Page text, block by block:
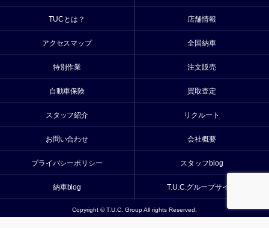
TUCとは？ 店舗情報
アクセスマップ 全国納車
特別作業 注文販売
自動車保険 買取査定
スタッフ紹介 リクルート
お問い合わせ 会社概要
プライバシーポリシー スタッフblog
納車blog T.U.C.グループサイト
Copyright © T.U.C. Group All rights Reserved.